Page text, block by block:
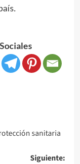
sanitaria
Siguiente: